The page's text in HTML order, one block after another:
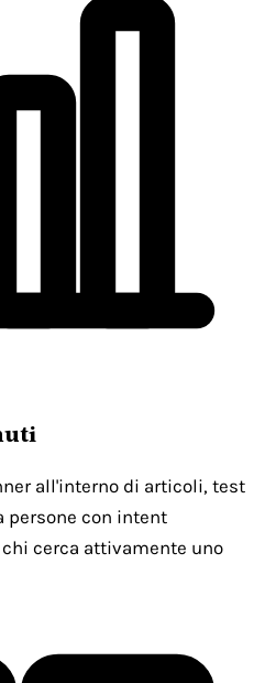
all'interno di articoli, test
persone con intent
cerca attivamente uno